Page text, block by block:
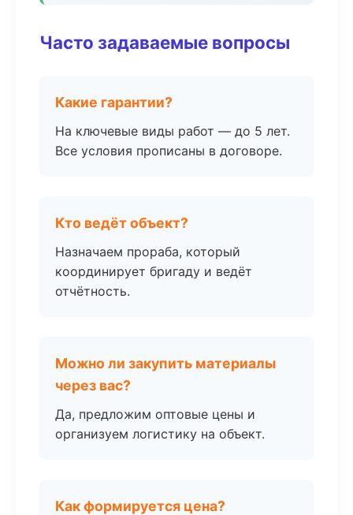
Часто задаваемые вопросы
Какие гарантии?
На ключевые виды работ — до 5 лет.
Все условия прописаны в договоре.
Кто ведёт объект?
Назначаем прораба, который
координирует бригаду и ведёт
отчётность.
Можно ли закупить материалы
через вас?
Да, предложим оптовые цены и
организуем логистику на объект.
Как формируется цена?